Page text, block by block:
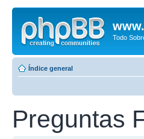
Todo
Índice general
Preguntas